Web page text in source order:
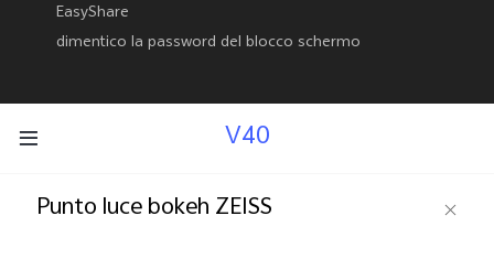
EasyShare
dimentico la password del blocco schermo
V40
Punto luce bokeh ZEISS